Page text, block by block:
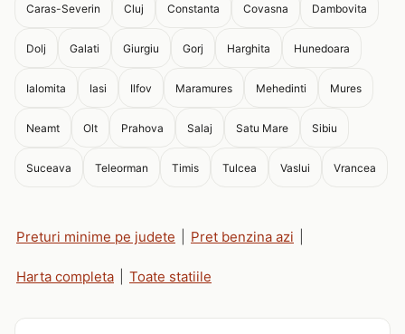
Caras-Severin Cluj Constanta Covasna Dambovita
Dolj Galati Giurgiu Gorj Harghita Hunedoara
Ialomita Iasi Ilfov Maramures Mehedinti Mures
Neamt Olt Prahova Salaj Satu Mare Sibiu
Suceava Teleorman Timis Tulcea Vaslui Vrancea
Preturi minime pe judete Pret benzina azi
Harta completa Toate statiile